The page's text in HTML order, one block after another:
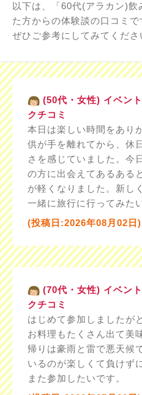
以下は、「60代(アラカン)
た方からの体験談の口コミで
ぜひご参考にしてみてくださ
(50代・女性) イベン
クチコミ
本日は楽しい時間をあり
供が手を離れてから、休
さを感じていました。今
の方に出会えてあるある
が軽くなりました。新し
一緒に旅行に行ってみた
(投稿日:2026年08月02日)
(70代・女性) イベン
クチコミ
はじめて参加しましたが
お料理もたくさん出て美
帰りは豪雨と雷で悪天候
いるのが楽しくて負けず
また参加したいです。